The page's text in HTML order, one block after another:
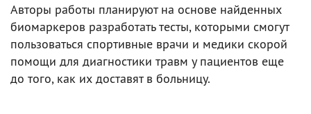
Авторы работы планируют на основе найденных
биомаркеров разработать тесты, которыми смогут
пользоваться спортивные врачи и медики скорой
помощи для диагностики травм у пациентов еще
до того, как их доставят в больницу.